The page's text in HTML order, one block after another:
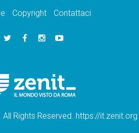
Copyright Contattaci
Rights Reserved. https://it.zenit.org